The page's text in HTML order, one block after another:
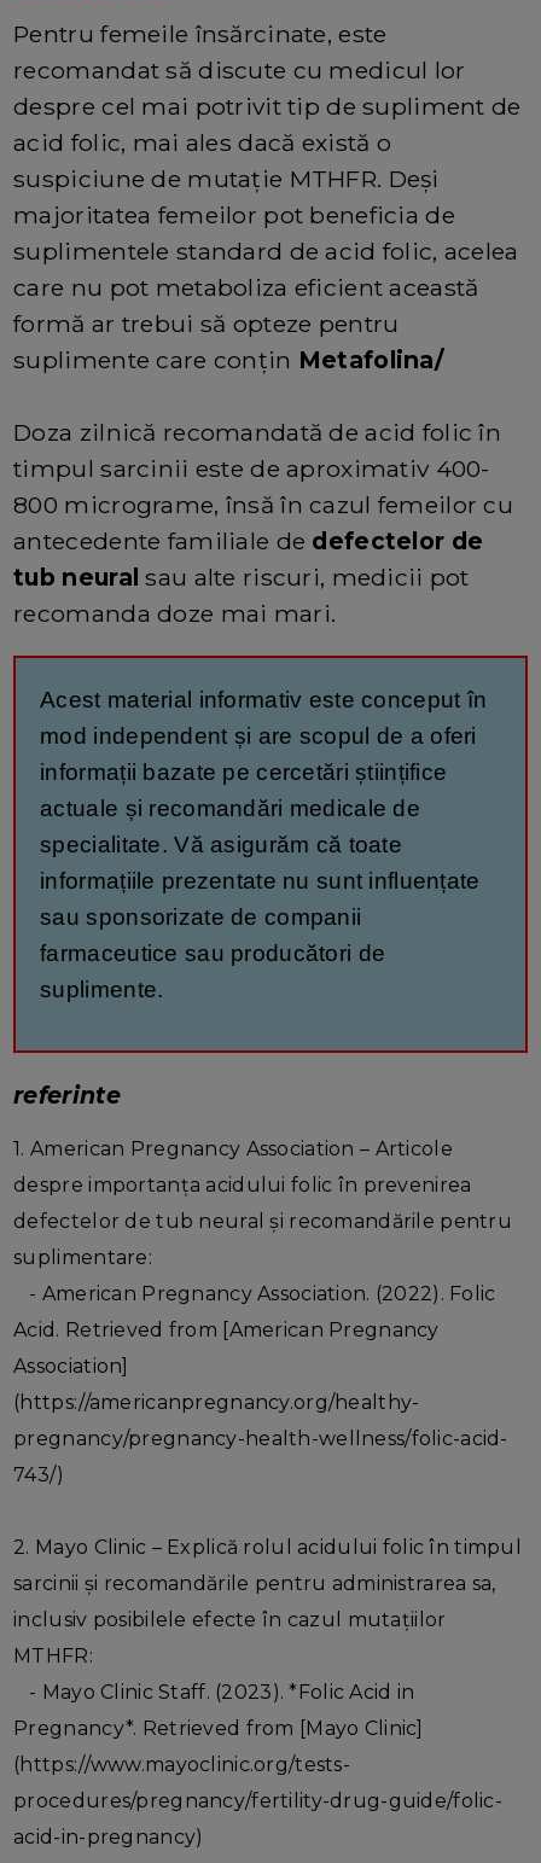
Pentru femeile însărcinate, este
recomandat să discute cu medicul lor
despre cel mai potrivit tip de supliment de
acid folic, mai ales dacă există o
suspiciune de mutație MTHFR. Deși
majoritatea femeilor pot beneficia de
suplimentele standard de acid folic, acelea
care nu pot metaboliza eficient această
formă ar trebui să opteze pentru
suplimente care conțin Metafolina/
Doza zilnică recomandată de acid folic în
timpul sarcinii este de aproximativ 400-
800 micrograme, însă în cazul femeilor cu
antecedente familiale de defectelor de
tub neuralsau alte riscuri, medicii pot
recomanda doze mai mari.
Acest material informativ este conceput în
mod independent și are scopul de a oferi
informații bazate pe cercetări științifice
actuale și recomandări medicale de
specialitate. Vă asigurăm că toate
informațiile prezentate nu sunt influențate
sau sponsorizate de companii
farmaceutice sau producători de
suplimente.
referinte
1. American Pregnancy Association – Articole
despre importanța acidului folic în prevenirea
defectelor de tub neural și recomandările pentru
suplimentare:
- American Pregnancy Association. (2022). Folic
Acid. Retrieved from [American Pregnancy
Association]
(https://americanpregnancy.org/healthy-
pregnancy/pregnancy-health-wellness/folic-acid-
743/)
2. Mayo Clinic – Explică rolul acidului folic în timpul
sarcinii și recomandările pentru administrarea sa,
inclusiv posibilele efecte în cazul mutațiilor
MTHFR:
- Mayo Clinic Staff. (2023). *Folic Acid in
Pregnancy*. Retrieved from [Mayo Clinic]
(https://www.mayoclinic.org/tests-
procedures/pregnancy/fertility-drug-guide/folic-
acid-in-pregnancy)